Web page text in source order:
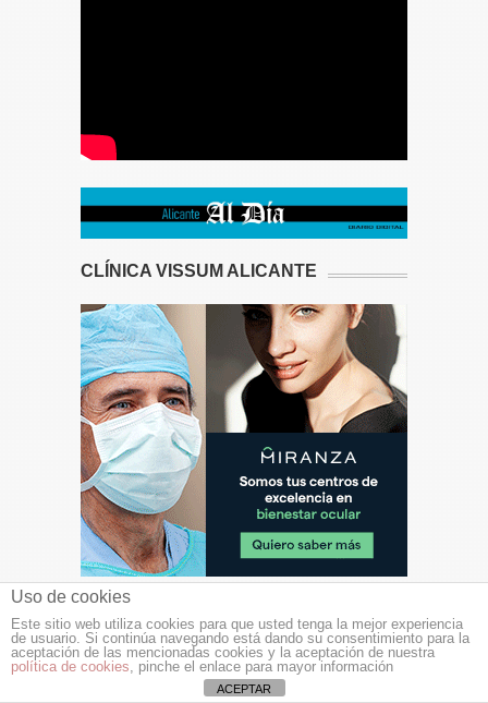
CLÍNICA VISSUM ALICANTE
TIEMPO NUEVO
Uso de cookies
Este sitio web utiliza cookies para que usted tenga la mejor experiencia
de usuario. Si continúa navegando está dando su consentimiento para la
aceptación de las mencionadas cookies y la aceptación de nuestra
política de cookies, pinche el enlace para mayor información
ACEPTAR